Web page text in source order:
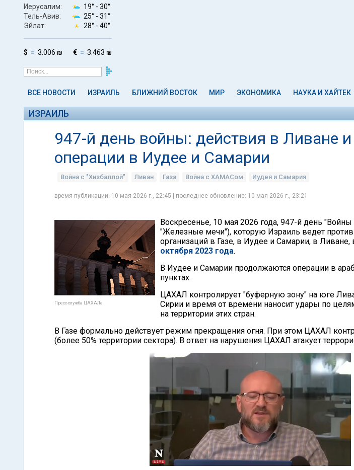
Иерусалим: 19° - 30°
Тель-Авив:
25° - 31°
Эйлат:
28° - 40°
$ 3.006 ₪ € 3.463 ₪
ВСЕ НОВОСТИ ИЗРАИЛЬ БЛИЖНИЙ ВОСТОК МИР ЭКОНОМИКА НАУКА И ХАЙТЕК
ИЗРАИЛЬ
947-й день войны: действия в Ливане и
операции в Иудее и Самарии
Война с "Хизбаллой" Ливан Газа Война с ХАМАСом Иудея и Самария
время публикации: 10 мая 2026 г., 22:45 | последнее обновление: 10 мая 2026 г., 23:21
Пресс-служба ЦАХАЛа
Воскресенье, 10 мая 2026 года, 947-й день
"Железные мечи"), которую Израиль ведет против
организаций в Газе, в Иудее и Самарии, в Ливане,
октября 2023 года.
В Иудее и Самарии продолжаются операции в
пунктах.
ЦАХАЛ контролирует "буферную зону" на юге
Сирии и время от времени наносит удары по
на территории этих стран.
В Газе формально действует режим прекращения огня. При этом ЦАХАЛ
(более 50% территории сектора). В ответ на нарушения ЦАХАЛ атакует